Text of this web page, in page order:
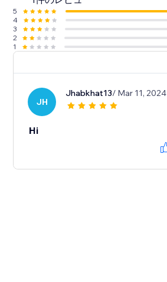
5
4
3
2
1
JH
Jhabkhat13/ Mar 11, 2024
Hi